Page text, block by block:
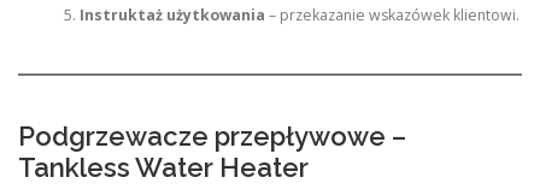
Instruktaż użytkowania – przekazanie wskazówek klientowi.
Podgrzewacze przepływowe –
Tankless Water Heater